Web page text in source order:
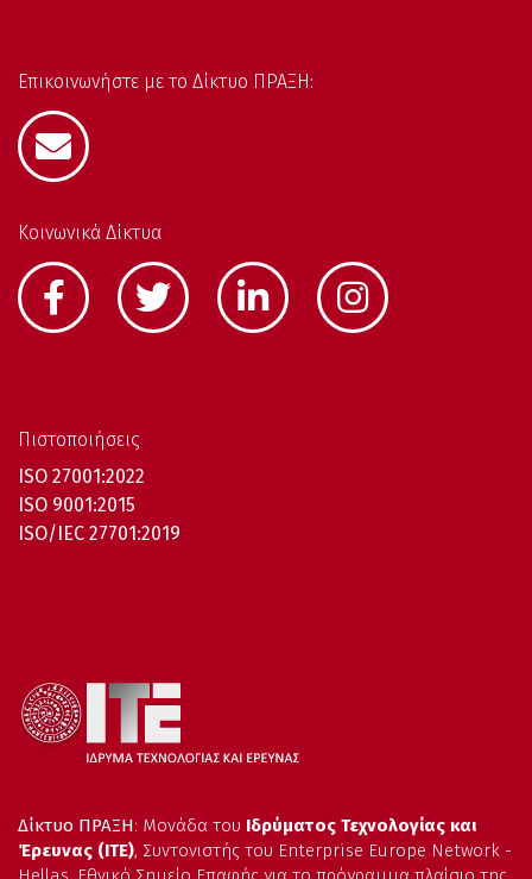
Επικοινωνήστε με το Δίκτυο ΠΡΑΞΗ:
Κοινωνικά Δίκτυα
Πιστοποιήσεις
ISO 27001:2022
ISO 9001:2015
ISO/IEC 27701:2019
Δίκτυο ΠΡΑΞΗ: Μονάδα του Ιδρύματος Τεχνολογίας και
Έρευνας (ΙΤΕ), Συντονιστής του Enterprise Europe Network -